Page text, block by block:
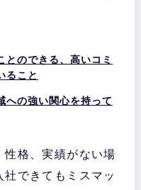
とのできる、高いコミ
ること
への強い関心を持って
格、実績がない場
できてもミスマッ